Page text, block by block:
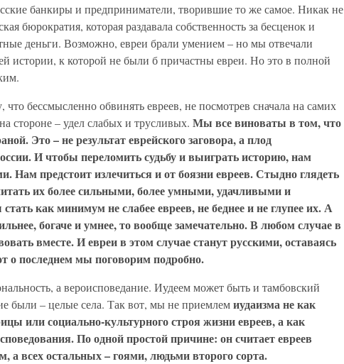
банкиры и предприниматели, творившие то же самое. Никак не
бюрократия, которая раздавала собственность за бесценок и
деньги. Возможно, евреи брали умением – но мы отвечали
истории, к которой не были б причастны евреи. Но это в полной
бессмысленно обвинять евреев, не посмотрев сначала на самих
стороне – удел слабых и трусливых. Мы все виноваты в том, что
Это – не результат еврейского заговора, а плод
И чтобы переломить судьбу и выиграть историю, нам
Нам предстоит излечиться и от боязни евреев. Стыдно глядеть
их более сильными, более умными, удачливыми и
как минимум не слабее евреев, не беднее и не глупее их. А
богаче и умнее, то вообще замечательно. В любом случае в
вместе. И евреи в этом случае станут русскими, оставаясь
о последнем мы поговорим подробно.
а вероисповедание. Иудеем может быть и тамбовский
были – целые села. Так вот, мы не приемлемиудаизма не как
или социально-культурного строя жизни евреев, а как
По одной простой причине: он считает евреев
а всех остальных – гоями, людьми второго сорта.